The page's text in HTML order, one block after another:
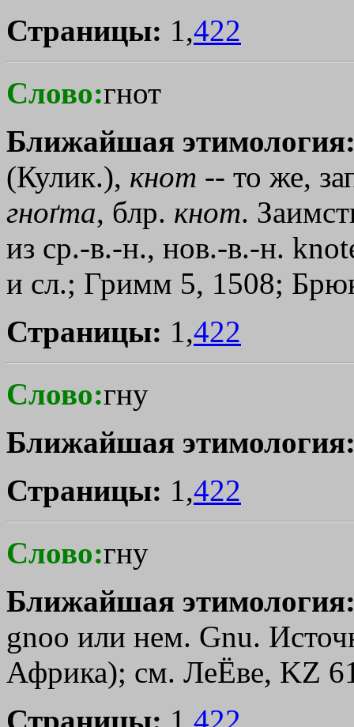
Страницы: 1,422
Слово:гнот
Ближайшая
(Кулик.), кнот -- то же,
гноґта, блр. кнот.
из ср.-в.-н., нов.-в.-н.
и сл.; Гримм 5, 1508;
Страницы: 1,422
Слово:гну
Ближайшая
Страницы: 1,422
Слово:гну
Ближайшая
gnoo или нем. Gnu.
Африка); см. ЛеЁве, KZ
Страницы: 1,422